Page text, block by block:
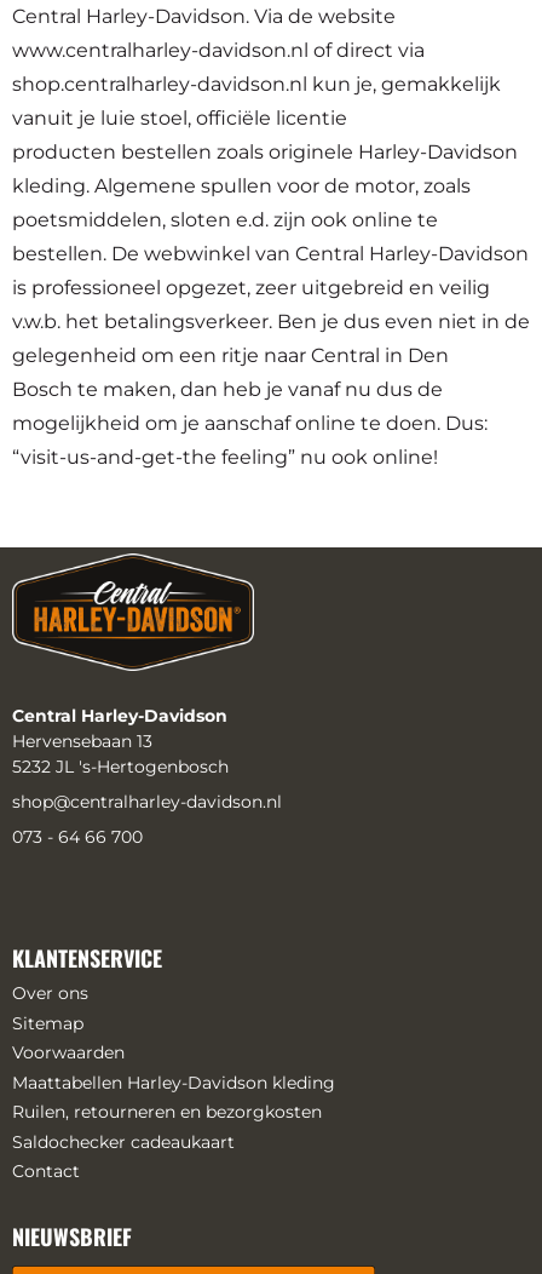
Central Harley-Davidson. Via de website
www.centralharley-davidson.nl of direct via
shop.centralharley-davidson.nl kun je, gemakkelijk
vanuit je luie stoel, officiële licentie
producten bestellen zoals originele Harley-Davidson
kleding. Algemene spullen voor de motor, zoals
poetsmiddelen, sloten e.d. zijn ook online te
bestellen. De webwinkel van Central Harley-Davidson
is professioneel opgezet, zeer uitgebreid en veilig
v.w.b. het betalingsverkeer. Ben je dus even niet in de
gelegenheid om een ritje naar Central in Den
Bosch te maken, dan heb je vanaf nu dus de
mogelijkheid om je aanschaf online te doen. Dus:
“visit-us-and-get-the feeling” nu ook online!
Central Harley-Davidson
Hervensebaan 13
5232 JL 's-Hertogenbosch
shop@centralharley-davidson.nl
073 - 64 66 700
KLANTENSERVICE
Over ons
Sitemap
Voorwaarden
Maattabellen Harley-Davidson kleding
Ruilen, retourneren en bezorgkosten
Saldochecker cadeaukaart
Contact
NIEUWSBRIEF